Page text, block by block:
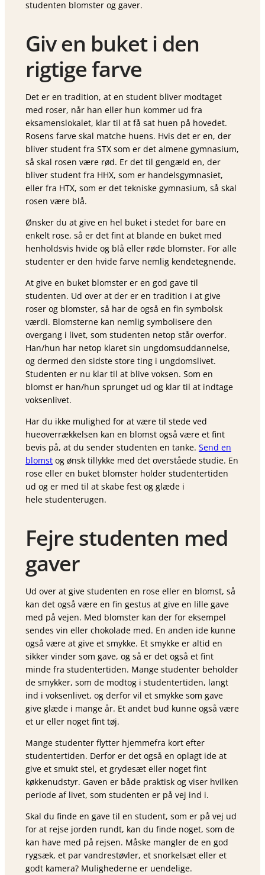
studenten blomster og gaver.
Giv en buket i den
rigtige farve
Det er en tradition, at en student bliver modtaget
med roser, når han eller hun kommer ud fra
eksamenslokalet, klar til at få sat huen på hovedet.
Rosens farve skal matche huens. Hvis det er en, der
bliver student fra STX som er det almene gymnasium,
så skal rosen være rød. Er det til gengæld en, der
bliver student fra HHX, som er handelsgymnasiet,
eller fra HTX, som er det tekniske gymnasium, så skal
rosen være blå.
Ønsker du at give en hel buket i stedet for bare en
enkelt rose, så er det fint at blande en buket med
henholdsvis hvide og blå eller røde blomster. For alle
studenter er den hvide farve nemlig kendetegnende.
At give en buket blomster er en god gave til
studenten. Ud over at der er en tradition i at give
roser og blomster, så har de også en fin symbolsk
værdi. Blomsterne kan nemlig symbolisere den
overgang i livet, som studenten netop står overfor.
Han/hun har netop klaret sin ungdomsuddannelse,
og dermed den sidste store ting i ungdomslivet.
Studenten er nu klar til at blive voksen. Som en
blomst er han/hun sprunget ud og klar til at indtage
voksenlivet.
Har du ikke mulighed for at være til stede ved
hueoverrækkelsen kan en blomst også være et fint
bevis på, at du sender studenten en tanke. Send en
blomst og ønsk tillykke med det overståede studie. En
rose eller en buket blomster holder studentertiden
ud og er med til at skabe fest og glæde i
hele studenterugen.
Fejre studenten med
gaver
Ud over at give studenten en rose eller en blomst, så
kan det også være en fin gestus at give en lille gave
med på vejen. Med blomster kan der for eksempel
sendes vin eller chokolade med. En anden ide kunne
også være at give et smykke. Et smykke er altid en
sikker vinder som gave, og så er det også et fint
minde fra studentertiden. Mange studenter beholder
de smykker, som de modtog i studentertiden, langt
ind i voksenlivet, og derfor vil et smykke som gave
give glæde i mange år. Et andet bud kunne også være
et ur eller noget fint tøj.
Mange studenter flytter hjemmefra kort efter
studentertiden. Derfor er det også en oplagt ide at
give et smukt stel, et grydesæt eller noget fint
køkkenudstyr. Gaven er både praktisk og viser hvilken
periode af livet, som studenten er på vej ind i.
Skal du finde en gave til en student, som er på vej ud
for at rejse jorden rundt, kan du finde noget, som de
kan have med på rejsen. Måske mangler de en god
rygsæk, et par vandrestøvler, et snorkelsæt eller et
godt kamera? Mulighederne er uendelige.